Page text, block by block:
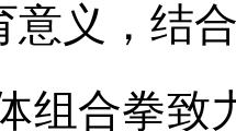
意义，结
组合拳致